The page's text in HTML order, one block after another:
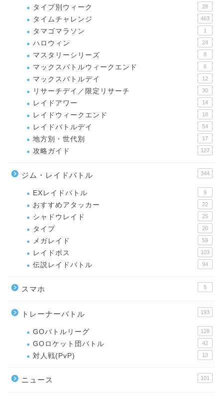
タイプ別ウィーク 28
タイムチャレンジ 463
タマゴマラソン 1
ハロウィン 24
マスタリーシリーズ 8
マックスバトルウィークエンド 6
マックスバトルデイ 12
リサーチデイ／限定リサーチ 30
レイドアワー 14
レイドウィークエンド 18
レイドバトルデイ 54
地方別・世代別 17
攻略ガイド 127
ジム・レイドバトル 344
EXレイドバトル 9
おすすめアタッカー 22
シャドウレイド 25
タイプ 20
メガレイド 59
レイドボス 103
伝説レイドバトル 94
スマホ 5
トレーナーバトル 193
GOバトルリーグ 128
GOロケット団バトル 42
対人戦(PvP) 13
ニュース 101